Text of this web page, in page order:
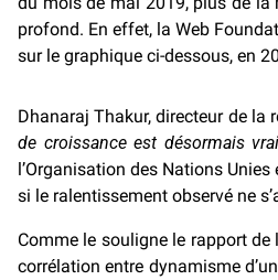
profond. En effet, la Web
sur le graphique ci-dessous, en
Dhanaraj Thakur, directeur de la
de croissance est désormais
l’Organisation des Nations
si le ralentissement observé ne
Comme le souligne le rapport de
corrélation entre dynamisme